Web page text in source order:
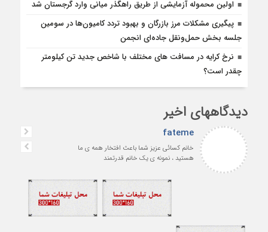
اولین محموله آزمایشی از طریق راهگذر میانی وارد گرجستان شد
پیگیری مشکلات مرز بازرگان و بهبود تردد کامیون‌ها در سومین
جلسه بخش حمل‌ونقل جاده‌ای انجمن
نرخ کرایه در مسافت‌ های مختلف با شاخص جدید تن کیلومتر
چقدر است؟
دیدگاههای اخیر
fateme
خانم کسائی عزیز شما باعث افتخار همه ی ما
هستید ، نمونه ی یک خانم قدرتمند